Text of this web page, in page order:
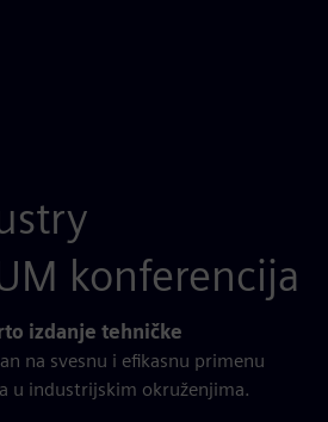
konferencija
izdanje tehničke
na svesnu i efikasnu primenu
u industrijskim okruženjima.